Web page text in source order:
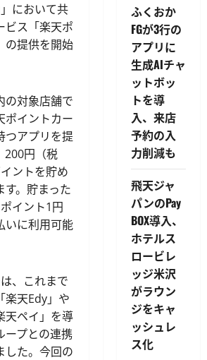
」において共
ビス「楽天ポ
の提供を開始
の対象店舗で
ポイントカー
つアプリを提
200円（税
ントを貯め
す。貯まった
イント1円
いに利用可能
、これまで
楽天Edy」や
天ペイ」を導
ープとの連携
した。今回の
ふくおか
FGが3行の
アプリに
生成AIチャ
ットボッ
トを導
入、来店
予約の入
力削減も
飛天ジャ
パンのPay
BOX導入、
ホテルス
ロービレ
ッジ米沢
がラウン
ジをキャ
ッシュレ
ス化